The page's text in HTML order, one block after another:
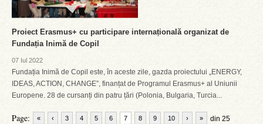
Proiect Erasmus+ cu participare internațională organizat de
Fundația Inimă de Copil
07 Iul 2022
Fundația Inimă de Copil este, în aceste zile, gazda proiectului „ENERGY,
IDEAS, ACTION, CHANGE”, finanțat de Programul Erasmus+ al Uniunii
Europene. 28 de cursanți din patru țări (Polonia, Bulgaria, Turcia...
Page: « ‹ 3 4 5 6 7 8 9 10 din 25
› »